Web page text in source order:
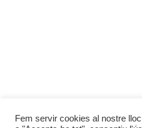
Fem servir cookies al nostre